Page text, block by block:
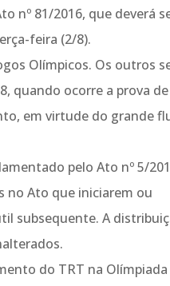
nº 81/2016, que deverá
feira (2/8).
Olímpicos. Os outros
quando ocorre a prova de
em virtude do grande
pelo Ato nº 5/
no Ato que iniciarem ou
subsequente. A
do TRT na Olímpiada